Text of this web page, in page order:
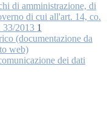
di amministrazione, di
di cui all'art. 14, co.
33/2013 1
(documentazione da
web)
dei dati